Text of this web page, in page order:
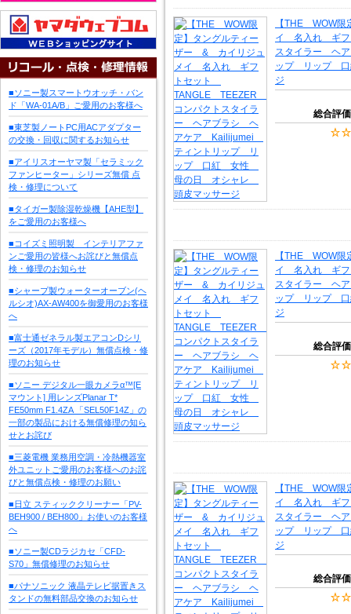
■ソニー製スマートウオッチ・バン
ド「WA-01A/B」ご愛用のお客様へ
■東芝製ノートPC用ACアダプター
の交換・回収に関するお知らせ
■アイリスオーヤマ製「セラミック
ファンヒーター」シリーズ無償 点
検・修理について
■タイガー製除湿乾燥機【AHE型】
をご愛用のお客様へ
■コイズミ照明製 インテリアファ
ンご愛用の皆様へお詫びと無償点
検・修理のお知らせ
■シャープ製ウォーターオーブン(ヘ
ルシオ)AX-AW400を御愛用のお客様
へ
■富士通ゼネラル製エアコンDシリ
ーズ（2017年モデル）無償点検・修
理のお知らせ
■ソニー デジタル一眼カメラα™[E
マウント] 用レンズPlanar T*
FE50mm F1.4ZA 「SEL50F14Z」の
一部の製品における無償修理の知ら
せとお詫び
■三菱電機 業務用空調・冷熱機器室
外ユニットご愛用のお客様へのお詫
びと無償点検・修理のお願い
■日立 スティッククリーナー「PV-
BEH900 / BEH800」お使いのお客様
へ
■ソニー製CDラジカセ「CFD-
S70」無償修理のお知らせ
■パナソニック 液晶テレビ据置きス
タンドの無料部品交換のお知らせ
【THE WOW
イ 名入れ ギフ
スタイラー ヘ
ップ リップ
ジ
総合評価
【THE WOW
イ 名入れ ギフ
スタイラー ヘ
ップ リップ
ジ
総合評価
【THE WOW
イ 名入れ ギフ
スタイラー ヘ
ップ リップ
ジ
総合評価